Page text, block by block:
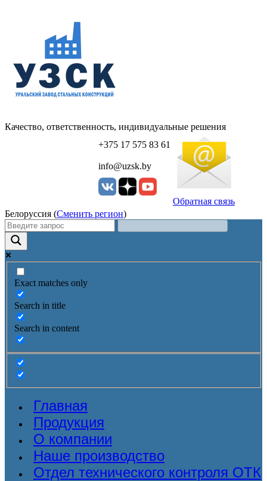
Качество, ответственность, индивидуальные решения
+375 17 575 83 61
info@uzsk.by
Обратная связь
Белоруссия (Сменить регион)
Exact matches only
Search in title
Search in content
Главная
Продукция
О компании
Наше производство
Отдел технического контроля ОТК